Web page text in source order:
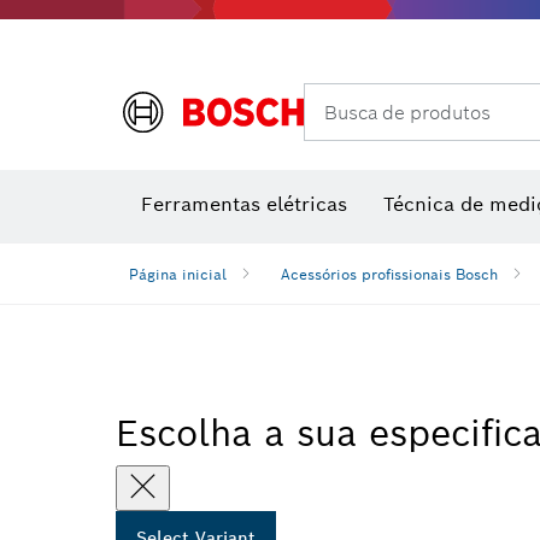
Busca de produtos
Ferramentas elétricas Técnica de
Página inicial Acessórios profissionais Bosch
Escolha a sua